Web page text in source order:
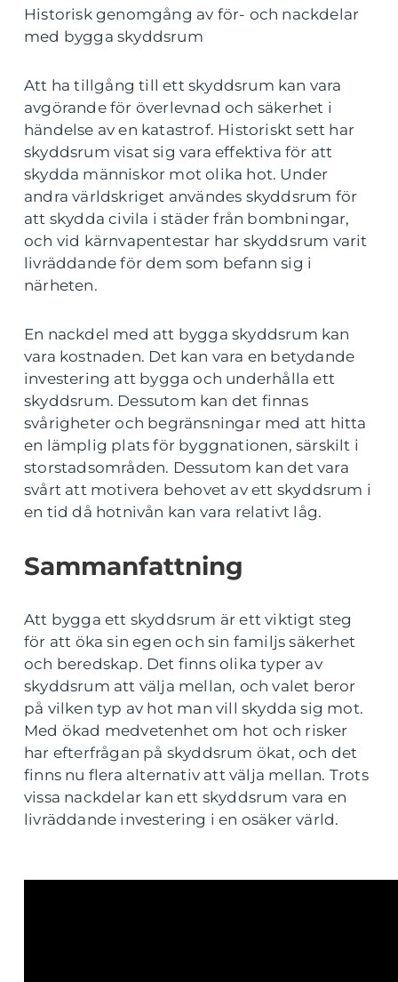
Historisk genomgång av för- och nackdelar
med bygga skyddsrum
Att ha tillgång till ett skyddsrum kan vara
avgörande för överlevnad och säkerhet i
händelse av en katastrof. Historiskt sett har
skyddsrum visat sig vara effektiva för att
skydda människor mot olika hot. Under
andra världskriget användes skyddsrum för
att skydda civila i städer från bombningar,
och vid kärnvapentestar har skyddsrum varit
livräddande för dem som befann sig i
närheten.
En nackdel med att bygga skyddsrum kan
vara kostnaden. Det kan vara en betydande
investering att bygga och underhålla ett
skyddsrum. Dessutom kan det finnas
svårigheter och begränsningar med att hitta
en lämplig plats för byggnationen, särskilt i
storstadsområden. Dessutom kan det vara
svårt att motivera behovet av ett skyddsrum i
en tid då hotnivån kan vara relativt låg.
Sammanfattning
Att bygga ett skyddsrum är ett viktigt steg
för att öka sin egen och sin familjs säkerhet
och beredskap. Det finns olika typer av
skyddsrum att välja mellan, och valet beror
på vilken typ av hot man vill skydda sig mot.
Med ökad medvetenhet om hot och risker
har efterfrågan på skyddsrum ökat, och det
finns nu flera alternativ att välja mellan. Trots
vissa nackdelar kan ett skyddsrum vara en
livräddande investering i en osäker värld.